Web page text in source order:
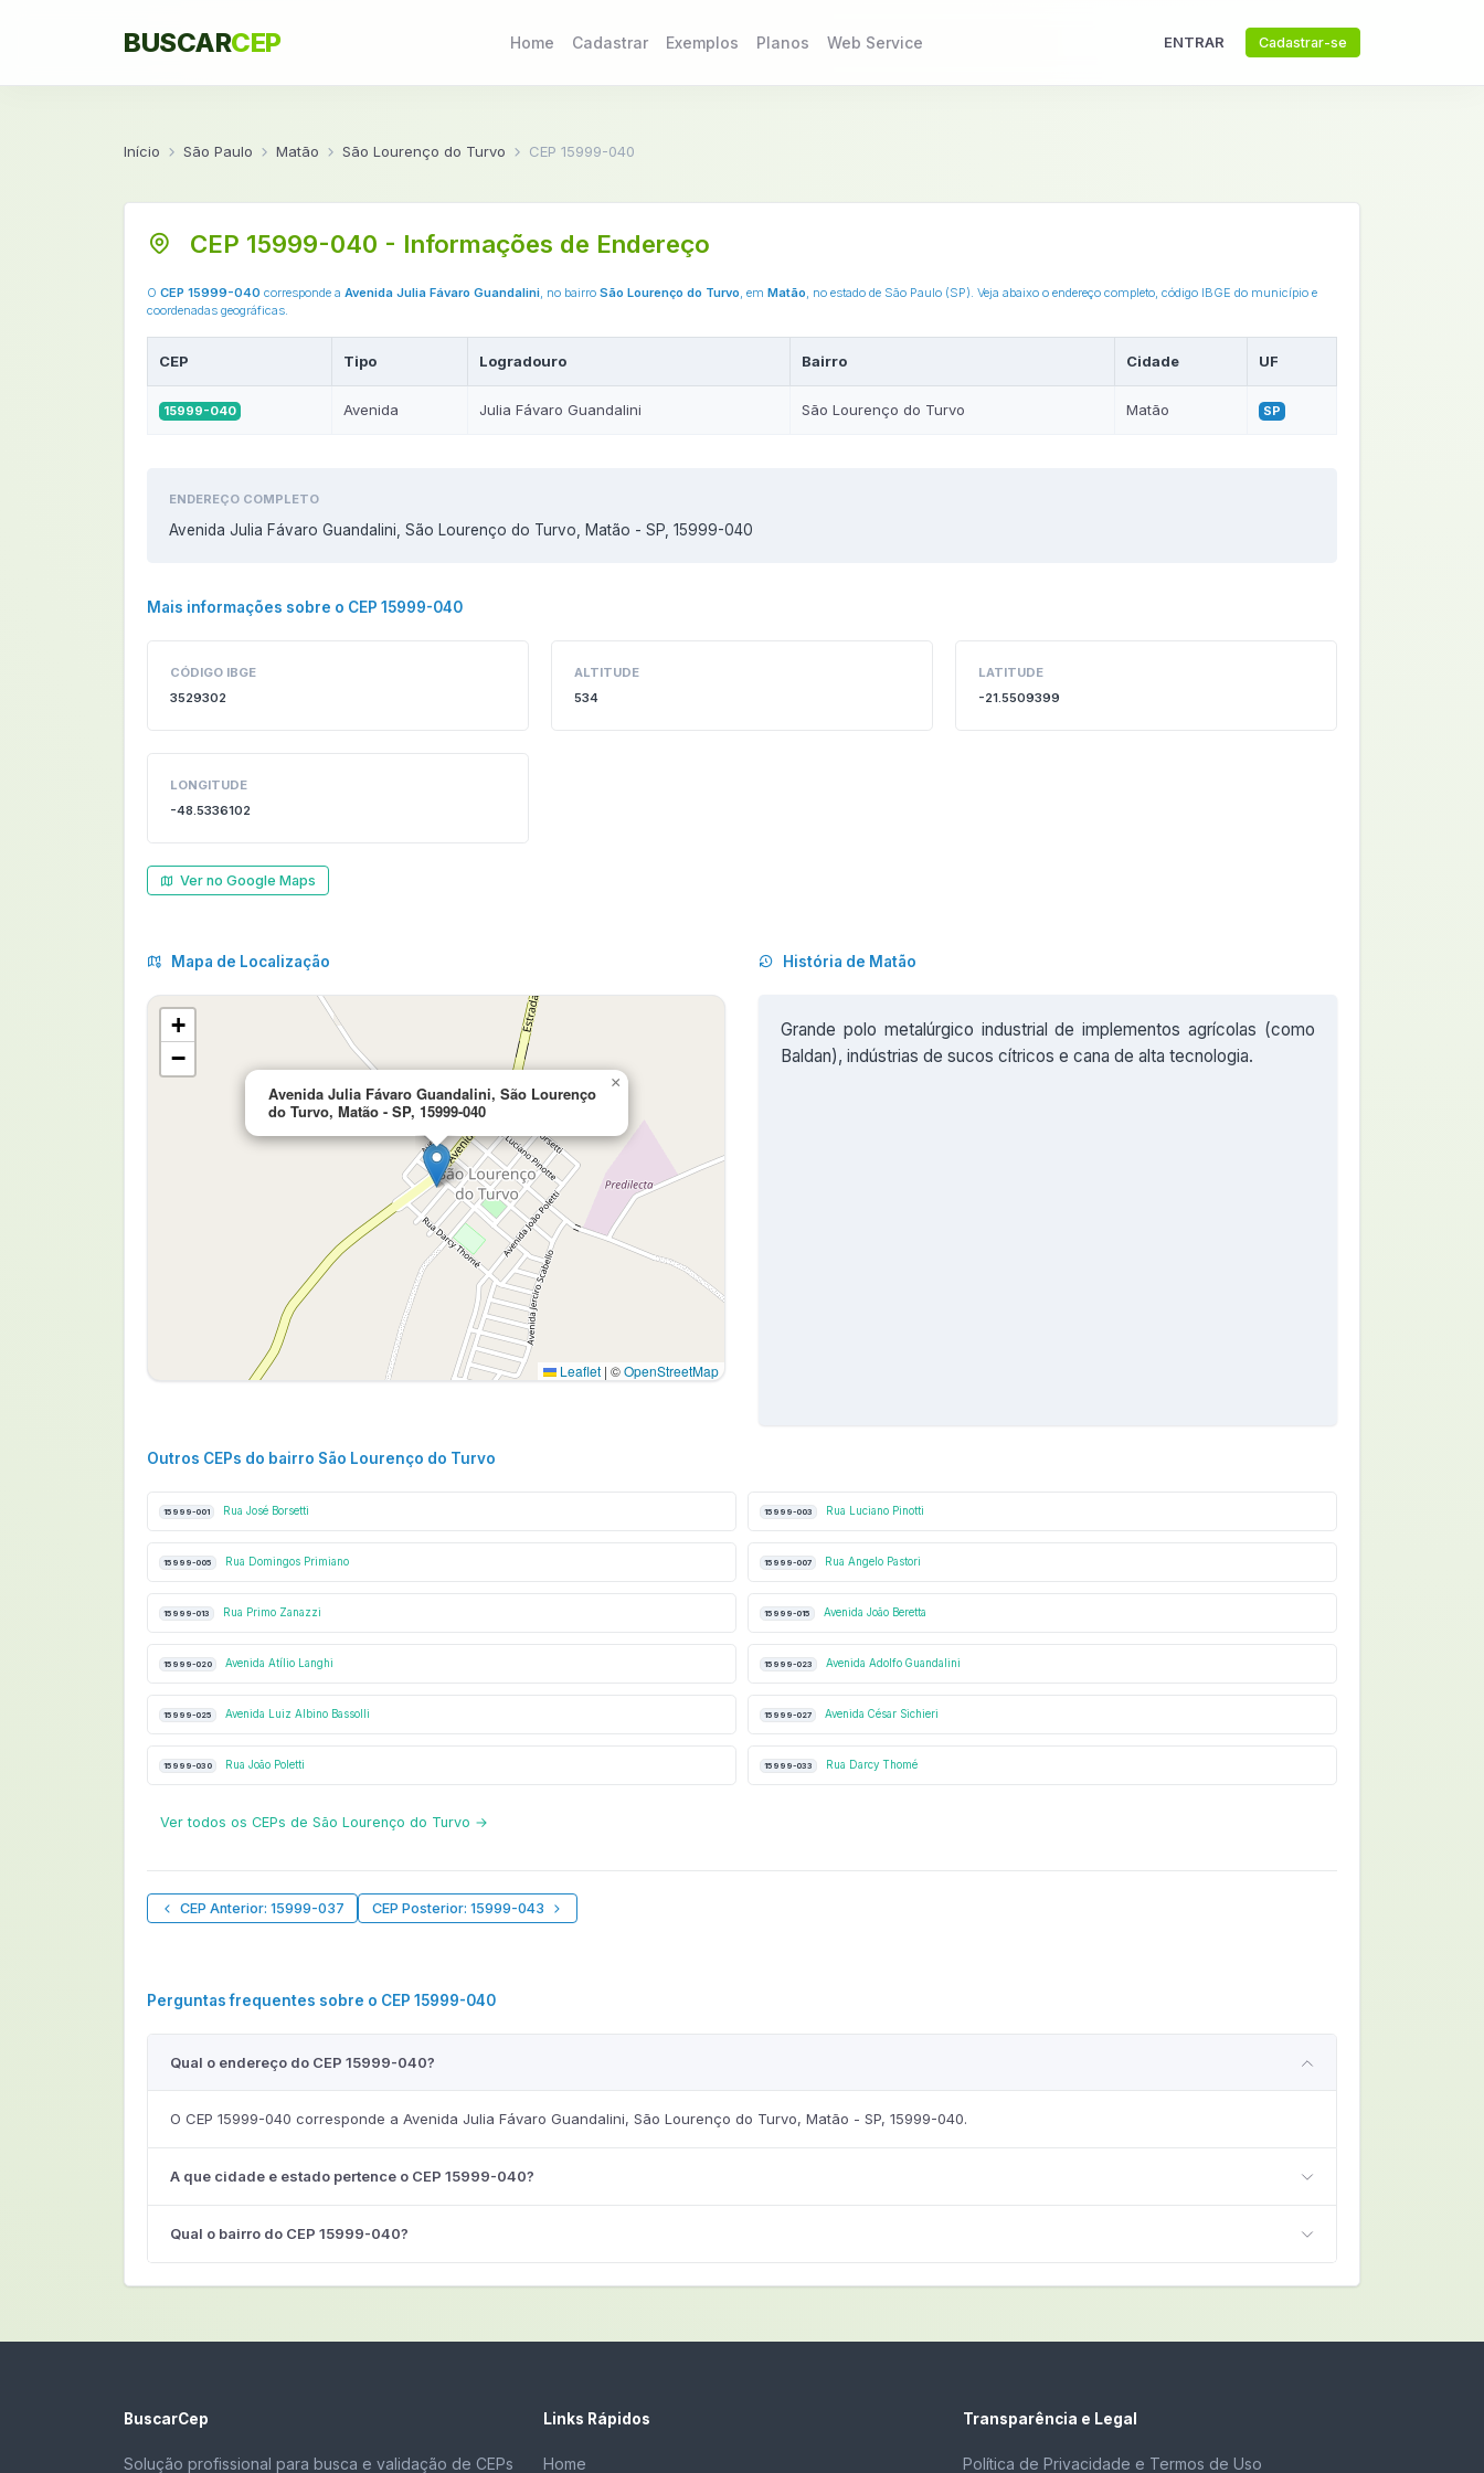
BUSCARCEP Home Cadastrar Exemplos Planos Web Service ENTRAR Cadastrar-se
Início São Paulo Matão São Lourenço do Turvo CEP 15999-040
CEP 15999-040 - Informações de Endereço
O CEP 15999-040 corresponde a Avenida Julia Fávaro Guandalini, no bairro São Lourenço do Turvo, em Matão, no estado de São Paulo (SP). Veja abaixo o endereço completo, código IBGE do município e
coordenadas geográficas.
CEP Tipo Logradouro Bairro Cidade UF
15999-040 Avenida Julia Fávaro Guandalini São Lourenço do Turvo Matão SP
ENDEREÇO COMPLETO
Avenida Julia Fávaro Guandalini, São Lourenço do Turvo, Matão - SP, 15999-040
Mais informações sobre o CEP 15999-040
CÓDIGO IBGE
3529302
ALTITUDE
534
LATITUDE
-21.5509399
LONGITUDE
-48.5336102
Ver no Google Maps
Mapa de Localização
Avenida Julia Fávaro Guandalini, São Lourenço
do Turvo, Matão - SP, 15999-040
×
+
−
Leaflet | ©OpenStreetMap
História de Matão
Grande polo metalúrgico industrial de implementos agrícolas (como
Baldan), indústrias de sucos cítricos e cana de alta tecnologia.
Outros CEPs do bairro São Lourenço do Turvo
15999-001 Rua José Borsetti 15999-003 Rua Luciano Pinotti
15999-005 Rua Domingos Primiano 15999-007 Rua Angelo Pastori
15999-013 Rua Primo Zanazzi 15999-015 Avenida João Beretta
15999-020 Avenida Atílio Langhi 15999-023 Avenida Adolfo Guandalini
15999-025 Avenida Luiz Albino Bassolli 15999-027 Avenida César Sichieri
15999-030 Rua João Poletti 15999-033 Rua Darcy Thomé
Ver todos os CEPs de São Lourenço do Turvo →
CEP Anterior: 15999-037 CEP Posterior: 15999-043
Perguntas frequentes sobre o CEP 15999-040
Qual o endereço do CEP 15999-040?
O CEP 15999-040 corresponde a Avenida Julia Fávaro Guandalini, São Lourenço do Turvo, Matão - SP, 15999-040.
A que cidade e estado pertence o CEP 15999-040?
Qual o bairro do CEP 15999-040?
BuscarCep
Solução profissional para busca e validação de CEPs
Links Rápidos
Home
Transparência e Legal
Política de Privacidade e Termos de Uso